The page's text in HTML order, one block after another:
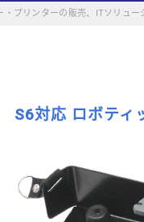
プリンターの販売、ITソリュ
S6対応 ロボティ